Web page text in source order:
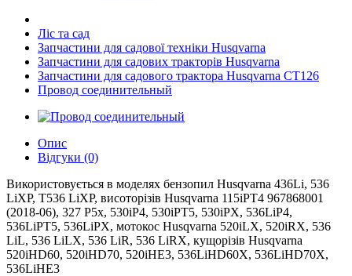
Ліс та сад
Запчастини для садової техніки Husqvarna
Запчастини для садових тракторів Husqvarna
Запчастини для садового трактора Husqvarna CT126
Провод соединительный
Опис
Відгуки (0)
Використовується в моделях бензопил Husqvarna 436Li, 536
LiXP, T536 LiXP, висоторізів Husqvarna 115iPT4 967868001
(2018-06), 327 P5x, 530iP4, 530iPT5, 530iPX, 536LiP4,
536LiPT5, 536LiPX, мотокос Husqvarna 520iLX, 520iRX, 536
LiL, 536 LiLX, 536 LiR, 536 LiRX, кущорізів Husqvarna
520iHD60, 520iHD70, 520iHE3, 536LiHD60X, 536LiHD70X,
536LiHE3